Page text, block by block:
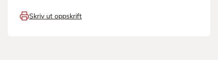
Skriv ut oppskrift